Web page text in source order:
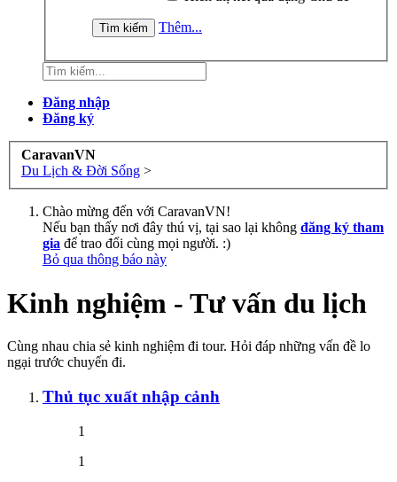
Thêm...
Đăng nhập
Đăng ký
CaravanVN
Du Lịch & Đời Sống >
Chào mừng đến với CaravanVN!
Nếu bạn thấy nơi đây thú vị, tại sao lại không đăng ký tham
gia để trao đổi cùng mọi người. :)
Bỏ qua thông báo này
Kinh nghiệm - Tư vấn du lịch
Cùng nhau chia sẻ kinh nghiệm đi tour. Hỏi đáp những vấn đề lo
ngại trước chuyến đi.
Thủ tục xuất nhập cảnh
1
1